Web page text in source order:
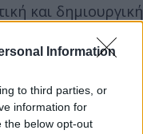
Information
to third parties, or
information for
the below opt-out
και δημιουργική
ισχυρός